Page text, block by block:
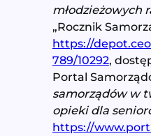
młodzieżowych
„Rocznik
https://
789/10292,
Portal
samorządów w
opieki dla
https://